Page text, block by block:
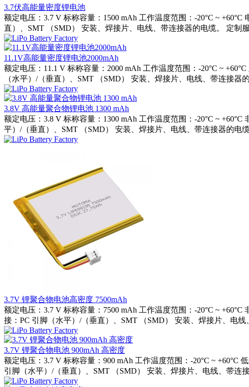
3.7伏高能量密度锂电池
额定电压：3.7 V 标称容量：1500 mAh 工作温度范围：-20°C ~
直）、SMT （SMD） 安装、焊接片、电线、带连接器的电缆。 定制
11.1V高能量密度锂电池2000mAh
额定电压：11.1 V 标称容量：2000 mAh 工作温度范围：-20°C ~
（水平）/（垂直）、SMT （SMD） 安装、焊接片、电线、带连接器
3.8V 高能量聚合物锂电池 1300 mAh
额定电压：3.8 V 标称容量：1300 mAh 工作温度范围：-20°C ~
平）/（垂直）、SMT （SMD） 安装、焊接片、电线、带连接器的电
3.7V 锂聚合物电池高密度 7500mAh
额定电压：3.7 V 标称容量：7500 mAh 工作温度范围：-20°C ~
接：PC 引脚（水平）/（垂直）、SMT （SMD） 安装、焊接片、电线
3.7V 锂聚合物电池 900mAh 高密度
额定电压：3.7 V 标称容量：900 mAh 工作温度范围：-20°C ~
引脚（水平）/（垂直）、SMT （SMD） 安装、焊接片、电线、带连